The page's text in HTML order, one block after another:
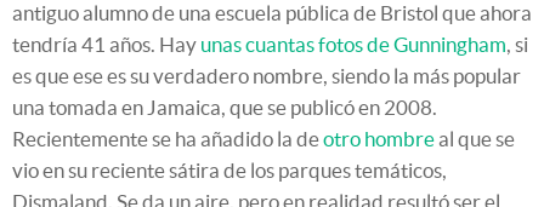
antiguo alumno de una escuela pública de Bristol que ahora
tendría 41 años. Hay unas cuantas fotos de Gunningham, si
es que ese es su verdadero nombre, siendo la más popular
una tomada en Jamaica, que se publicó en 2008.
Recientemente se ha añadido la deotro hombreal que se
vio en su reciente sátira de los parques temáticos,
Dismaland. Se da un aire, pero en realidad resultó ser el